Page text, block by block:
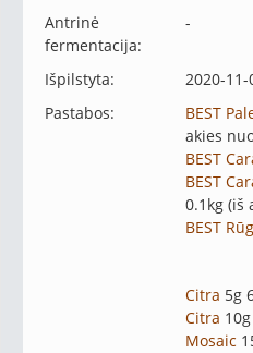
Antrinė
fermentacija:
-
Išpilstyta:
2020-11-
Pastabos:
BEST
akies
BEST
BEST
0.1kg (iš
BEST
Citra 5g
Citra
Mosaic